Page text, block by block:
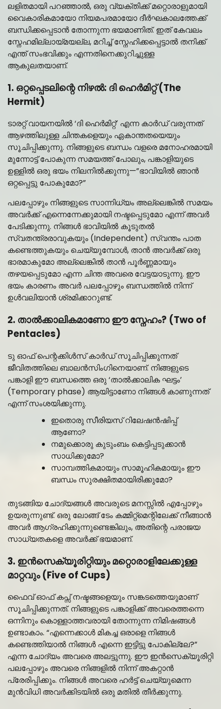
ലളിതമായി പറഞ്ഞാൽ, ഒരു വ്യക്തിക്ക് മറ്റൊരാളുമായി
വൈകാരികമായോ നിയമപരമായോ ദീർഘകാലത്തേക്ക്
ബന്ധിക്കപ്പെടാൻ തോന്നുന്ന ഭയമാണിത്. ഇത് കേവലം
സ്നേഹമില്ലായ്മയല്ല, മറിച്ച് സ്നേഹിക്കപ്പെട്ടാൽ തനിക്ക്
എന്ത് സംഭവിക്കും എന്നതിനെക്കുറിച്ചുള്ള
ആകുലതയാണ്.
1. ഒറ്റപ്പെടലിന്റെ നിഴൽ: ദി ഹെർമിറ്റ് (The
Hermit)
ടാരറ്റ് വായനയിൽ ‘ദി ഹെർമിറ്റ്’ എന്ന കാർഡ് വരുന്നത്
ആഴത്തിലുള്ള ചിന്തകളെയും ഏകാന്തതയെയും
സൂചിപ്പിക്കുന്നു. നിങ്ങളുടെ ബന്ധം വളരെ മനോഹരമായി
മുന്നോട്ട് പോകുന്ന സമയത്ത് പോലും, പങ്കാളിയുടെ
ഉള്ളിൽ ഒരു ഭയം നിലനിൽക്കുന്നു—”ഭാവിയിൽ ഞാൻ
ഒറ്റപ്പെട്ടു പോകുമോ?”
പലപ്പോഴും നിങ്ങളുടെ സാന്നിധ്യം അല്ലെങ്കിൽ സമയം
അവർക്ക് എന്നെന്നേക്കുമായി നഷ്ടപ്പെടുമോ എന്ന് അവർ
പേടിക്കുന്നു. നിങ്ങൾ ഭാവിയിൽ കൂടുതൽ
സ്വതന്ത്രരാവുകയും (Independent) സ്വന്തം പാത
കണ്ടെത്തുകയും ചെയ്യുമ്പോൾ, താൻ അവർക്ക് ഒരു
ഭാരമാകുമോ അല്ലെങ്കിൽ താൻ പൂർണ്ണമായും
തഴയപ്പെടുമോ എന്ന ചിന്ത അവരെ വേട്ടയാടുന്നു. ഈ
ഭയം കാരണം അവർ പലപ്പോഴും ബന്ധത്തിൽ നിന്ന്
ഉൾവലിയാൻ ശ്രമിക്കാറുണ്ട്.
2. താൽക്കാലികമാണോ ഈ സ്നേഹം? (Two of
Pentacles)
ടു ഓഫ് പെന്റക്കിൾസ് കാർഡ് സൂചിപ്പിക്കുന്നത്
ജീവിതത്തിലെ ബാലൻസിംഗിനെയാണ്. നിങ്ങളുടെ
പങ്കാളി ഈ ബന്ധത്തെ ഒരു ‘താൽക്കാലിക ഘട്ടം’
(Temporary phase) ആയിട്ടാണോ നിങ്ങൾ കാണുന്നത്
എന്ന് സംശയിക്കുന്നു.
ഇതൊരു സീരിയസ് റിലേഷൻഷിപ്പ്
ആണോ?
നമുക്കൊരു കുടുംബം കെട്ടിപ്പടുക്കാൻ
സാധിക്കുമോ?
സാമ്പത്തികമായും സാമൂഹികമായും ഈ
ബന്ധം സുരക്ഷിതമായിരിക്കുമോ?
തുടങ്ങിയ ചോദ്യങ്ങൾ അവരുടെ മനസ്സിൽ എപ്പോഴും
ഉയരുന്നുണ്ട്. ഒരു ലോങ്ങ് ടേം കമ്മിറ്റ്‌മെന്റിലേക്ക് നീങ്ങാൻ
അവർ ആഗ്രഹിക്കുന്നുണ്ടെങ്കിലും, അതിന്റെ പരാജയ
സാധ്യതകളെ അവർക്ക് ഭയമാണ്.
3. ഇൻസെക്യൂരിറ്റിയും മറ്റൊരാളിലേക്കുള്ള
മാറ്റവും (Five of Cups)
ഫൈവ് ഓഫ് കപ്സ് നഷ്ടങ്ങളെയും സങ്കടത്തെയുമാണ്
സൂചിപ്പിക്കുന്നത്. നിങ്ങളുടെ പങ്കാളിക്ക് അവരെത്തന്നെ
ഒന്നിനും കൊള്ളാത്തവരായി തോന്നുന്ന നിമിഷങ്ങൾ
ഉണ്ടാകാം. “എന്നെക്കാൾ മികച്ച ഒരാളെ നിങ്ങൾ
കണ്ടെത്തിയാൽ നിങ്ങൾ എന്നെ ഇട്ടിട്ടു പോകില്ലേ?”
എന്ന ചോദ്യം അവരെ അലട്ടുന്നു. ഈ ഇൻസെക്യൂരിറ്റി
പലപ്പോഴും അവരെ നിങ്ങളിൽ നിന്ന് അകറ്റാൻ
പ്രേരിപ്പിക്കും. നിങ്ങൾ അവരെ ഹർട്ട് ചെയ്യുമെന്ന
മുൻവിധി അവർക്കിടയിൽ ഒരു മതിൽ തീർക്കുന്നു.